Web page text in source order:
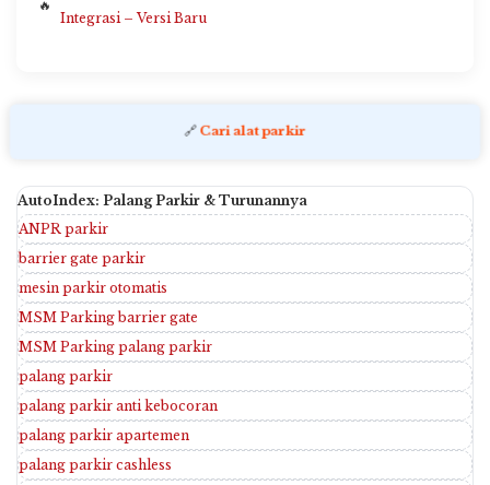
Integrasi – Versi Baru
🔗Cari alat parkir
AutoIndex: Palang Parkir & Turunannya
ANPR parkir
barrier gate parkir
mesin parkir otomatis
MSM Parking barrier gate
MSM Parking palang parkir
palang parkir
palang parkir anti kebocoran
palang parkir apartemen
palang parkir cashless